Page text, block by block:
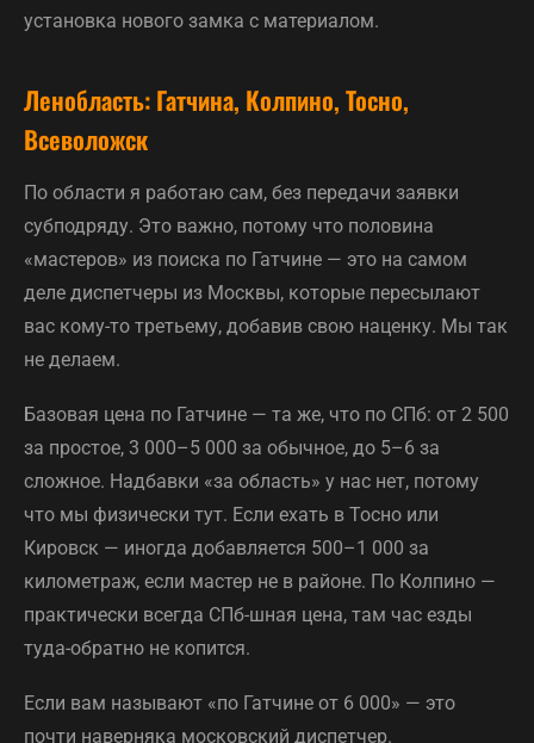
установка нового замка с материалом.
Ленобласть: Гатчина, Колпино, Тосно,
Всеволожск
По области я работаю сам, без передачи заявки
субподряду. Это важно, потому что половина
«мастеров» из поиска по Гатчине — это на самом
деле диспетчеры из Москвы, которые пересылают
вас кому-то третьему, добавив свою наценку. Мы так
не делаем.
Базовая цена по Гатчине — та же, что по СПб: от 2 500
за простое, 3 000–5 000 за обычное, до 5–6 за
сложное. Надбавки «за область» у нас нет, потому
что мы физически тут. Если ехать в Тосно или
Кировск — иногда добавляется 500–1 000 за
километраж, если мастер не в районе. По Колпино —
практически всегда СПб-шная цена, там час езды
туда-обратно не копится.
Если вам называют «по Гатчине от 6 000» — это
почти наверняка московский диспетчер.